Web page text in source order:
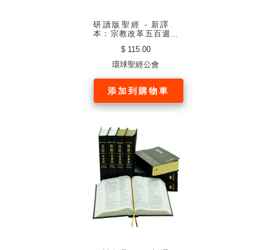
研讀版聖經 - 新譯
本：宗教改革五百週
字版 黑色仿皮白邊）
$ 115.00
環球聖經公會
添加到購物車